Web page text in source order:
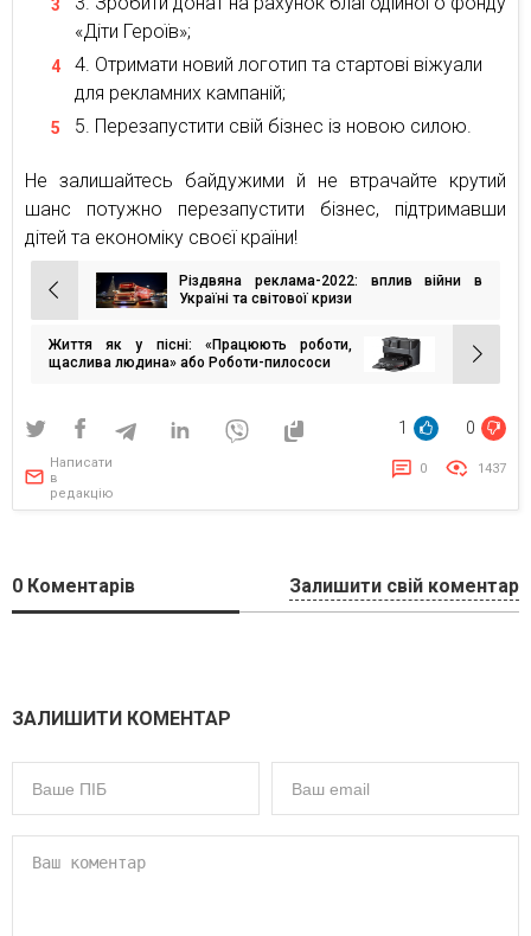
«Діти Героїв»;
Отримати новий логотип та стартові віжуали
для рекламних кампаній;
Перезапустити свій бізнес із новою силою.
Не залишайтесь байдужими й не втрачайте крутий
шанс потужно перезапустити бізнес, підтримавши
дітей та економіку своєї країни!
Навігація
записів
Різдвяна реклама-2022: вплив війни в
Україні та світової кризи
Життя як у пісні: «Працюють роботи,
щаслива людина» або Роботи-пилососи
1 0
Написати
в
редакцію
0 1437
0 Коментарів Залишити свій коментар
ЗАЛИШИТИ КОМЕНТАР